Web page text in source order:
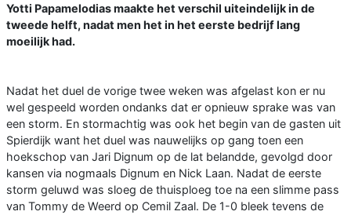
Yotti Papamelodias maakte het verschil uiteindelijk in de
tweede helft, nadat men het in het eerste bedrijf lang
moeilijk had.
Nadat het duel de vorige twee weken was afgelast kon er nu
wel gespeeld worden ondanks dat er opnieuw sprake was van
een storm. En stormachtig was ook het begin van de gasten uit
Spierdijk want het duel was nauwelijks op gang toen een
hoekschop van Jari Dignum op de lat belandde, gevolgd door
kansen via nogmaals Dignum en Nick Laan. Nadat de eerste
storm geluwd was sloeg de thuisploeg toe na een slimme pass
van Tommy de Weerd op Cemil Zaal. De 1-0 bleek tevens de